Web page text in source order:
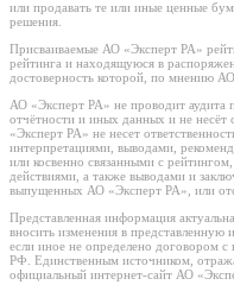
или продавать те или иные ценные
решения.
Присваиваемые АО «Эксперт РА»
рейтинга и находящуюся в
достоверность которой, по мнению
АО «Эксперт РА» не проводит аудита
отчётности и иных данных и не несёт
«Эксперт РА» не несет
интерпретациями, выводами,
или косвенно связанными с
действиями, а также выводами и
выпущенных АО «Эксперт РА», или
Представленная информация
вносить изменения в
если иное не определено договором с
РФ. Единственным источником,
официальный интернет-сайт АО